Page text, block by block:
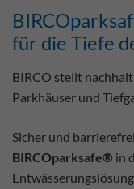
für die Tiefe
BIRCO stellt
Parkhäuser und
Sicher und
BIRCOparksafe® in